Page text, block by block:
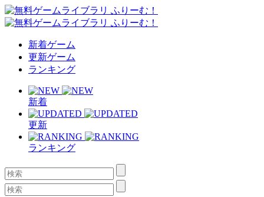
新着ゲーム
更新ゲーム
ランキング
新着
更新
ランキング